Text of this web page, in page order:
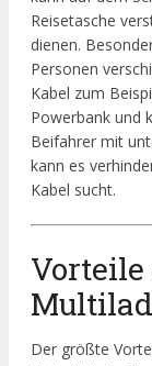
Reisetasche
dienen.
Personen
Kabel zum
Powerbank und
Beifahrer mit
kann es
Kabel sucht.
Vorteile
Der größte